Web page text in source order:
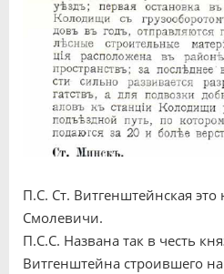
П.С. Ст. Витгенштейнская
Смолевичи.
П.С.С. Названа так в честь
Витгенштейна строившего